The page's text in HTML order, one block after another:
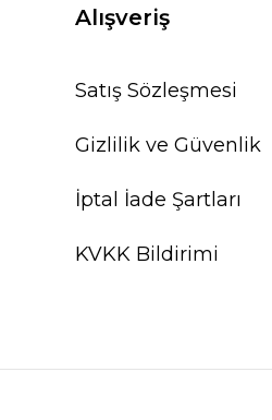
%20
Alışveriş
Satış Sözleşmesi
Gizlilik ve Güvenlik
İptal İade Şartları
KVKK Bildirimi